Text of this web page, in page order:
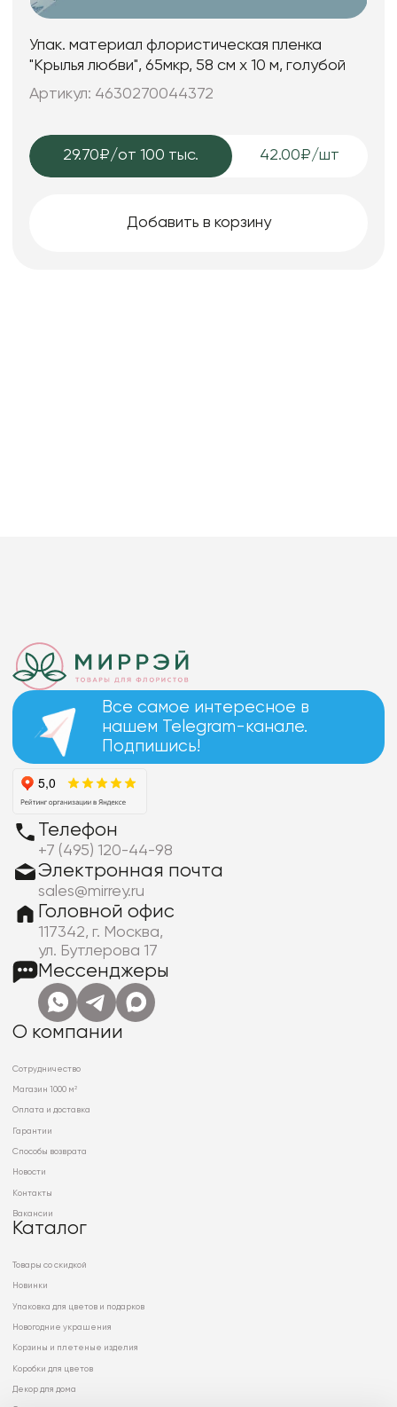
Упак. материал флористическая пленка
"Крылья любви", 65мкр, 58 см х 10 м, голубой
Артикул: 4630270044372
29.70₽/от 100 тыс. 42.00₽/шт
Добавить в корзину
Все самое интересное в
нашем Telegram-канале.
Подпишись!
Телефон
+7 (495) 120-44-98
Электронная почта
sales@mirrey.ru
Головной офис
117342, г. Москва,
ул. Бутлерова 17
Мессенджеры
О компании
Сотрудничество
Магазин 1000 м²
Оплата и доставка
Гарантии
Способы возврата
Новости
Контакты
Вакансии
Каталог
Товары со скидкой
Новинки
Упаковка для цветов и подарков
Новогодние украшения
Корзины и плетеные изделия
Коробки для цветов
Декор для дома